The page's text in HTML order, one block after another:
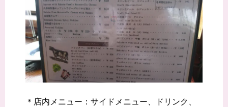
＊店内メニュー：サイドメニュー、ドリンク、